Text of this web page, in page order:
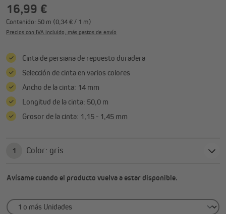
16,99 €
Contenido: 50 m (0,34 € / 1 m)
Precios con IVA incluido, más gastos de envío
Cinta de persiana de repuesto duradera
Selección de cinta en varios colores
Ancho de la cinta: 14 mm
Longitud de la cinta: 50,0 m
Grosor de la cinta: 1,15 - 1,45 mm
1 Color: gris
Avísame cuando el producto vuelva a estar disponible.